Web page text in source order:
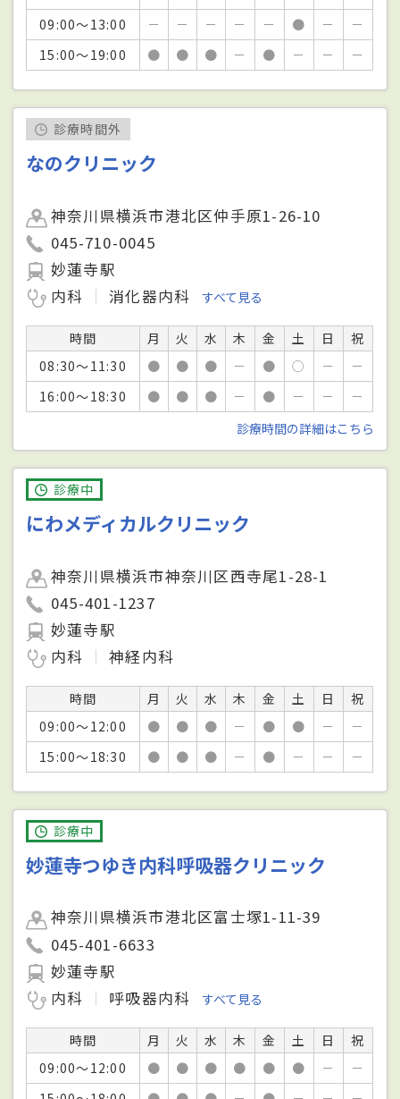
09:00～13:00
－ － － － － ● －
－
15:00～19:00
● ● ● － ● － － －
診療時間外
なのクリニック
神奈川県横浜市港北区仲手原1-26-10
045-710-0045
妙蓮寺駅
内科
消化器内科 すべて見る
時間 月 火 水 木 金 土 日
祝
08:30～11:30
● ● ● － ● ○ －
－
16:00～18:30
● ● ● － ● － －
－
診療時間の詳細はこちら
診療中
にわメディカルクリニック
神奈川県横浜市神奈川区西寺尾1-28-1
045-401-1237
妙蓮寺駅
内科
神経内科
時間 月 火 水 木 金 土 日
祝
09:00～12:00
● ● ● － ● ● －
－
15:00～18:30
● ● ● － ● － － －
診療中
妙蓮寺つゆき内科呼吸器クリニック
神奈川県横浜市港北区富士塚1-11-39
045-401-6633
妙蓮寺駅
内科
呼吸器内科 すべて見る
時間 月 火 水 木 金 土 日
祝
09:00～12:00
● ● ● ● ● ● －
－